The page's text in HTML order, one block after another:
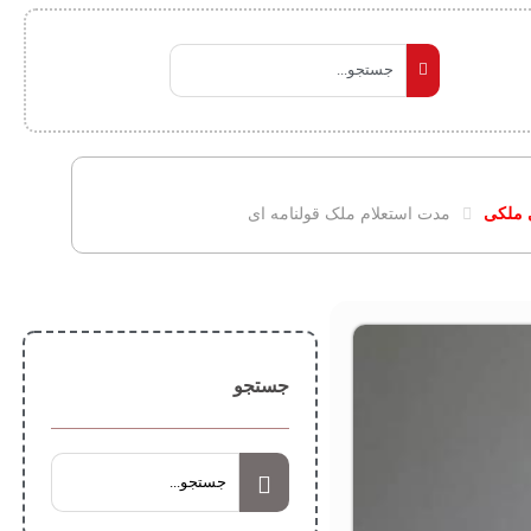
ملکی مدت استعلام ملک قولنامه ای
جستجو